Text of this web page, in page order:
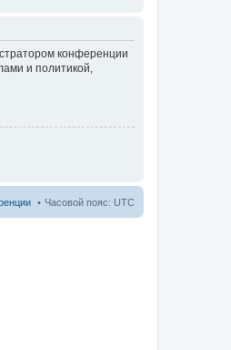
конференции
и политикой,
Часовой пояс: UTC